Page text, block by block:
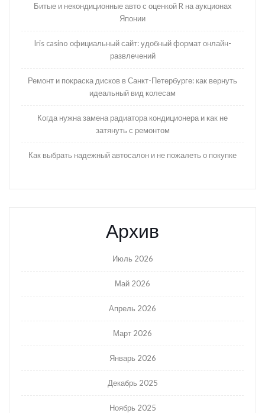
Битые и некондиционные авто с оценкой R на аукционах
Японии
Iris casino официальный сайт: удобный формат онлайн-
развлечений
Ремонт и покраска дисков в Санкт-Петербурге: как вернуть
идеальный вид колесам
Когда нужна замена радиатора кондиционера и как не
затянуть с ремонтом
Как выбрать надежный автосалон и не пожалеть о покупке
Архив
Июль 2026
Май 2026
Апрель 2026
Март 2026
Январь 2026
Декабрь 2025
Ноябрь 2025